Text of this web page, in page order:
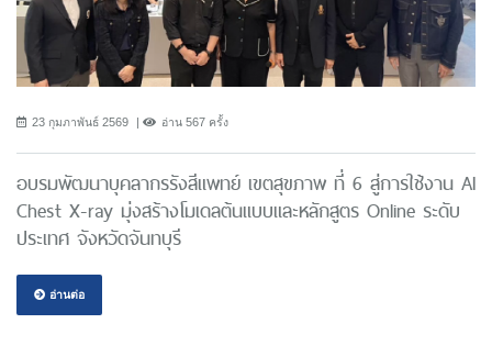
23 กุมภาพันธ์ 2569 อ่าน 567 ครั้ง
อบรมพัฒนาบุคลากรรังสีแพทย์ เขตสุขภาพ ที่ 6 สู่การใช้งาน AI
Chest X-ray มุ่งสร้างโมเดลต้นแบบและหลักสูตร Online ระดับ
ประเทศ จังหวัดจันทบุรี
อ่านต่อ